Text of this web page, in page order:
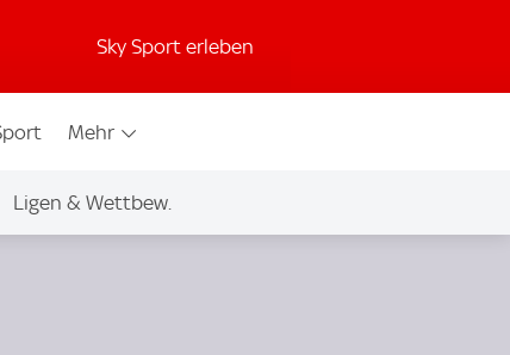
Sky Sport erleben
Mehr
Ligen & Wettbew.